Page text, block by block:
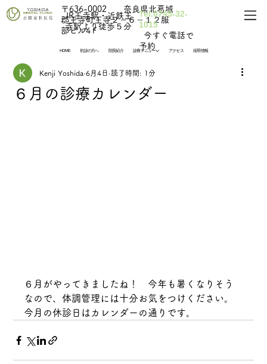
〒636-0002 奈良県北葛城
郡王寺町王寺２－６－１２服
部ビル4Ｆ
​JR王寺駅・近鉄王
寺駅より徒歩５分
HOME 初診の方へ 院長紹介 診療メニュー アクセス 採用情報
Tel.0745-32-
1015
​ 今すぐ電話で
予約
６月の診療カレンダー
Kenji Yoshida 6月4日 読了時間: 1分
６月がやってきましたね！　今年も暑くなりそう
なので、体調管理には十分お気をつけください。
今月の休診日はカレンダーの通りです。